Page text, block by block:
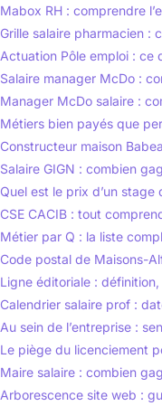
Mabox RH : comprendre
Grille salaire pharmacien :
Actuation Pôle emploi : ce
Salaire manager McDo :
Manager McDo salaire :
Métiers bien payés que
Constructeur maison
Salaire GIGN : combien
Quel est le prix d’un
CSE CACIB : tout
Métier par Q : la liste
Code postal de Maisons-
Ligne éditoriale :
Calendrier salaire prof :
Au sein de l’entreprise :
Le piège du licenciement
Maire salaire : combien
Arborescence site web :